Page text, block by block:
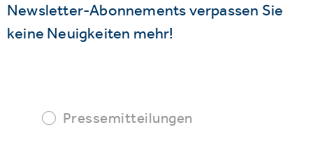
Newsletter-Abonnements verpassen Sie
keine Neuigkeiten mehr!
Pressemitteilungen